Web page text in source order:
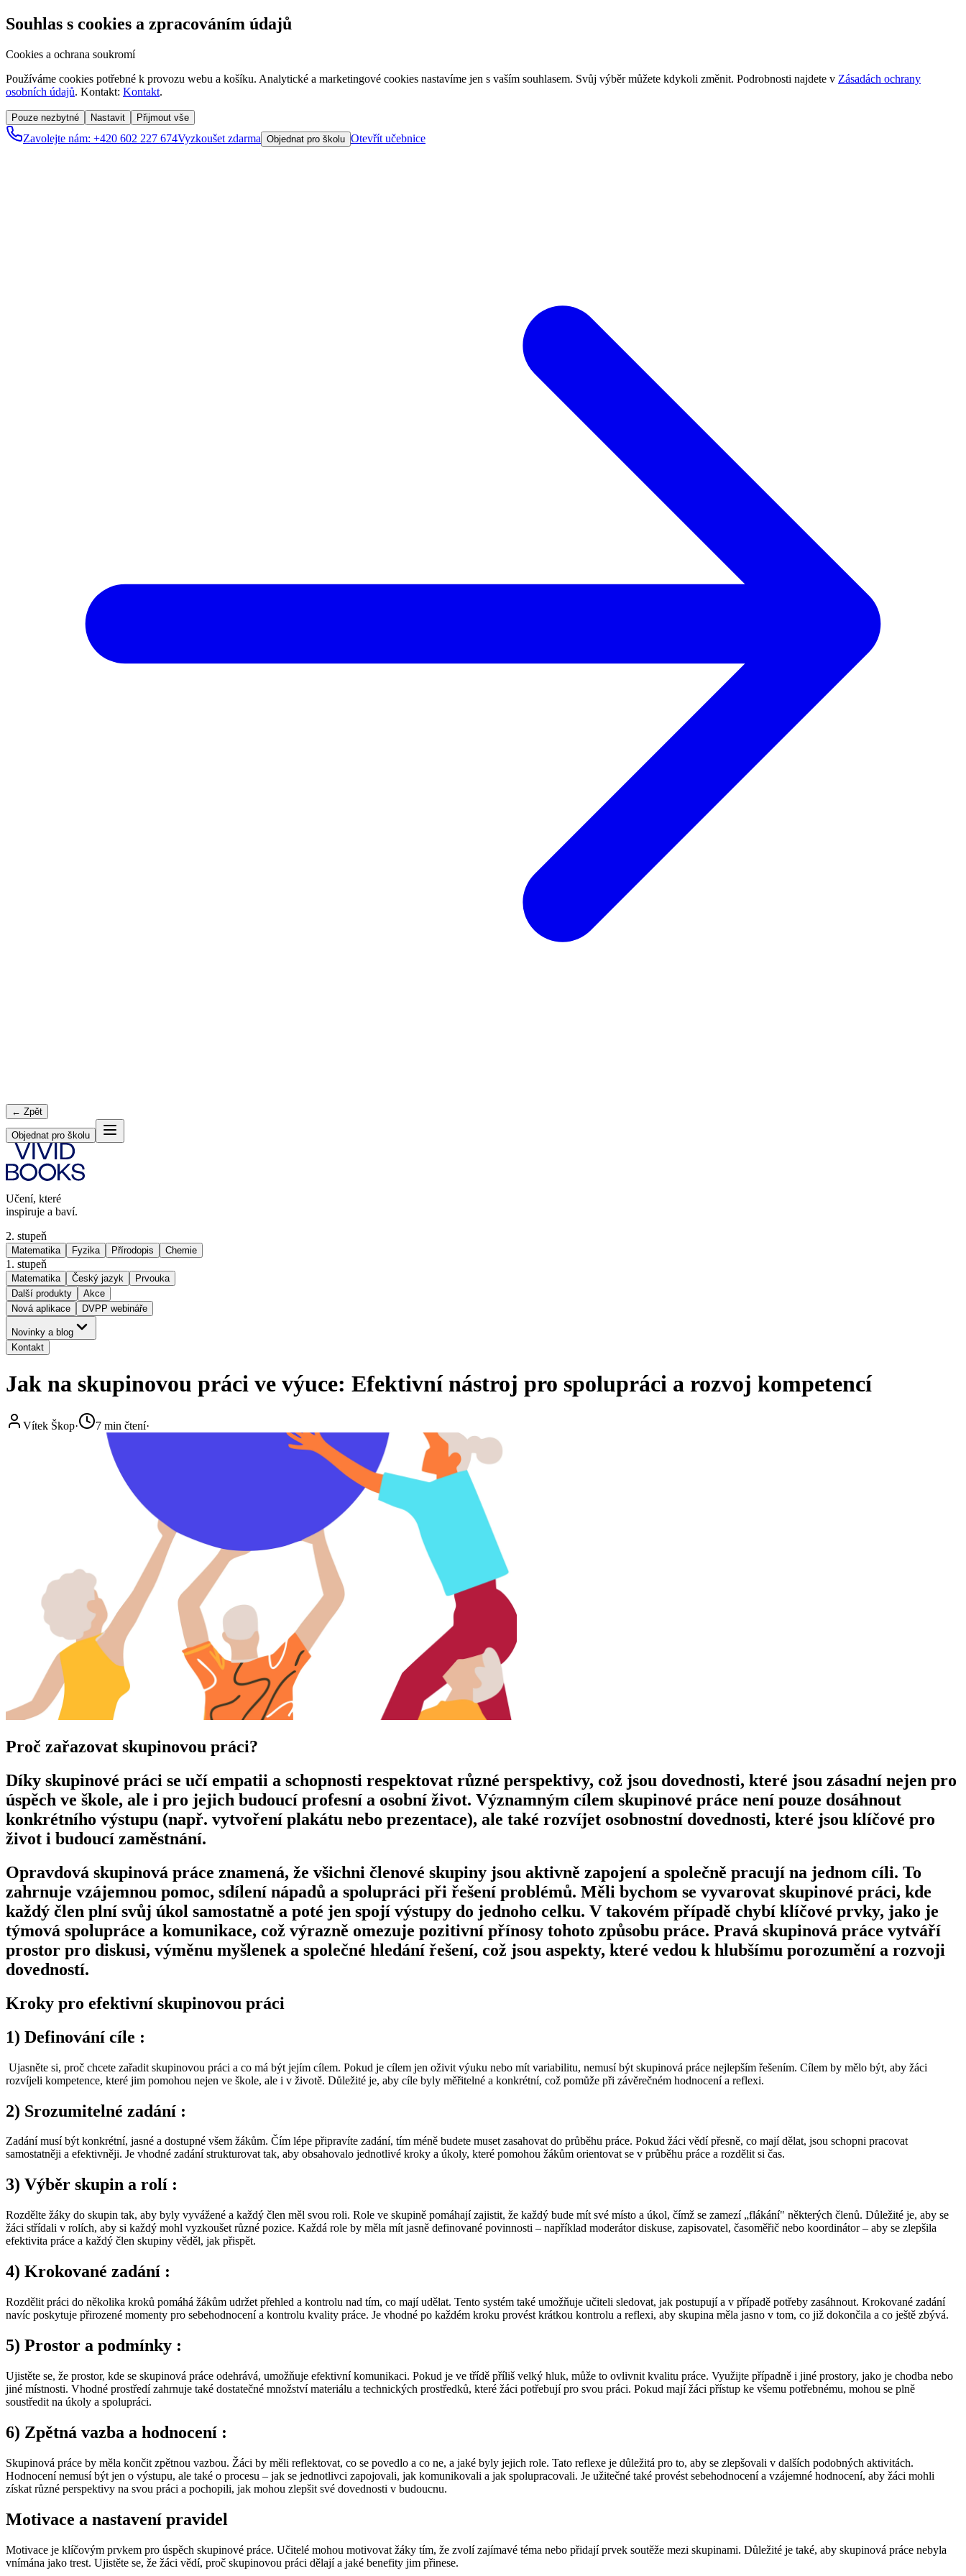
Souhlas s cookies a zpracováním údajů
Cookies a ochrana soukromí
Používáme cookies potřebné k provozu webu a košíku. Analytické a marketingové cookies nastavíme jen s vaším souhlasem. Svůj výběr můžete kdykoli změnit. Podrobnosti najdete v Zásadách ochrany
osobních údajů. Kontakt: Kontakt.
Pouze nezbytné Nastavit Přijmout vše
Zavolejte nám: +420 602 227 674Vyzkoušet zdarma Objednat pro školu Otevřít učebnice
← Zpět
Objednat pro školu
Učení, které
inspiruje a baví.
2. stupeň
Matematika Fyzika Přírodopis Chemie
1. stupeň
Matematika Český jazyk
Prvouka
Další produkty
Akce
Nová aplikace
DVPP webináře
Novinky a blog
Kontakt
Jak na skupinovou práci ve výuce: Efektivní nástroj pro spolupráci a rozvoj kompetencí
Vítek Škop· 7 min čtení·
Proč zařazovat skupinovou práci?
Díky skupinové práci se učí empatii a schopnosti respektovat různé perspektivy, což jsou dovednosti, které jsou zásadní nejen pro
úspěch ve škole, ale i pro jejich budoucí profesní a osobní život. Významným cílem skupinové práce není pouze dosáhnout
konkrétního výstupu (např. vytvoření plakátu nebo prezentace), ale také rozvíjet osobnostní dovednosti, které jsou klíčové pro
život i budoucí zaměstnání.
Opravdová skupinová práce znamená, že všichni členové skupiny jsou aktivně zapojení a společně pracují na jednom cíli. To
zahrnuje vzájemnou pomoc, sdílení nápadů a spolupráci při řešení problémů. Měli bychom se vyvarovat skupinové práci, kde
každý člen plní svůj úkol samostatně a poté jen spojí výstupy do jednoho celku. V takovém případě chybí klíčové prvky, jako je
týmová spolupráce a komunikace, což výrazně omezuje pozitivní přínosy tohoto způsobu práce. Pravá skupinová práce vytváří
prostor pro diskusi, výměnu myšlenek a společné hledání řešení, což jsou aspekty, které vedou k hlubšímu porozumění a rozvoji
dovedností.
Kroky pro efektivní skupinovou práci
1) Definování cíle :
‍ Ujasněte si, proč chcete zařadit skupinovou práci a co má být jejím cílem. Pokud je cílem jen oživit výuku nebo mít variabilitu, nemusí být skupinová práce nejlepším řešením. Cílem by mělo být, aby žáci
rozvíjeli kompetence, které jim pomohou nejen ve škole, ale i v životě. Důležité je, aby cíle byly měřitelné a konkrétní, což pomůže při závěrečném hodnocení a reflexi.
2) Srozumitelné zadání :
Zadání musí být konkrétní, jasné a dostupné všem žákům. Čím lépe připravíte zadání, tím méně budete muset zasahovat do průběhu práce. Pokud žáci vědí přesně, co mají dělat, jsou schopni pracovat
samostatněji a efektivněji. Je vhodné zadání strukturovat tak, aby obsahovalo jednotlivé kroky a úkoly, které pomohou žákům orientovat se v průběhu práce a rozdělit si čas.
3) Výběr skupin a rolí :
Rozdělte žáky do skupin tak, aby byly vyvážené a každý člen měl svou roli. Role ve skupině pomáhají zajistit, že každý bude mít své místo a úkol, čímž se zamezí „flákání" některých členů. Důležité je, aby se
žáci střídali v rolích, aby si každý mohl vyzkoušet různé pozice. Každá role by měla mít jasně definované povinnosti – například moderátor diskuse, zapisovatel, časoměřič nebo koordinátor – aby se zlepšila
efektivita práce a každý člen skupiny věděl, jak přispět.
4) Krokované zadání :
Rozdělit práci do několika kroků pomáhá žákům udržet přehled a kontrolu nad tím, co mají udělat. Tento systém také umožňuje učiteli sledovat, jak postupují a v případě potřeby zasáhnout. Krokované zadání
navíc poskytuje přirozené momenty pro sebehodnocení a kontrolu kvality práce. Je vhodné po každém kroku provést krátkou kontrolu a reflexi, aby skupina měla jasno v tom, co již dokončila a co ještě zbývá. ‍
5) Prostor a podmínky :
Ujistěte se, že prostor, kde se skupinová práce odehrává, umožňuje efektivní komunikaci. Pokud je ve třídě příliš velký hluk, může to ovlivnit kvalitu práce. Využijte případně i jiné prostory, jako je chodba nebo
jiné místnosti. Vhodné prostředí zahrnuje také dostatečné množství materiálu a technických prostředků, které žáci potřebují pro svou práci. Pokud mají žáci přístup ke všemu potřebnému, mohou se plně
soustředit na úkoly a spolupráci.
6) Zpětná vazba a hodnocení :
Skupinová práce by měla končit zpětnou vazbou. Žáci by měli reflektovat, co se povedlo a co ne, a jaké byly jejich role. Tato reflexe je důležitá pro to, aby se zlepšovali v dalších podobných aktivitách.
Hodnocení nemusí být jen o výstupu, ale také o procesu – jak se jednotlivci zapojovali, jak komunikovali a jak spolupracovali. Je užitečné také provést sebehodnocení a vzájemné hodnocení, aby žáci mohli
získat různé perspektivy na svou práci a pochopili, jak mohou zlepšit své dovednosti v budoucnu.
Motivace a nastavení pravidel
Motivace je klíčovým prvkem pro úspěch skupinové práce. Učitelé mohou motivovat žáky tím, že zvolí zajímavé téma nebo přidají prvek soutěže mezi skupinami. Důležité je také, aby skupinová práce nebyla
vnímána jako trest. Ujistěte se, že žáci vědí, proč skupinovou práci dělají a jaké benefity jim přinese.